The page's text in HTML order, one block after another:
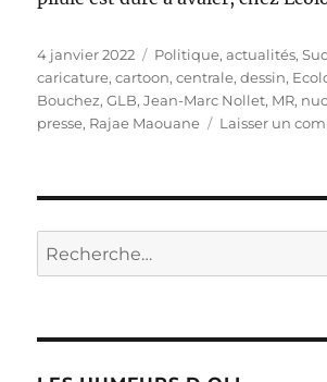
Publié
le
4 janvier 2022 Catégories
Politique, actualités,
caricature,cartoon,centrale,dessin,
Bouchez,GLB,Jean-Marc Nollet, MR,
presse, Rajae Maouane Laisser un
Recherche
pour :